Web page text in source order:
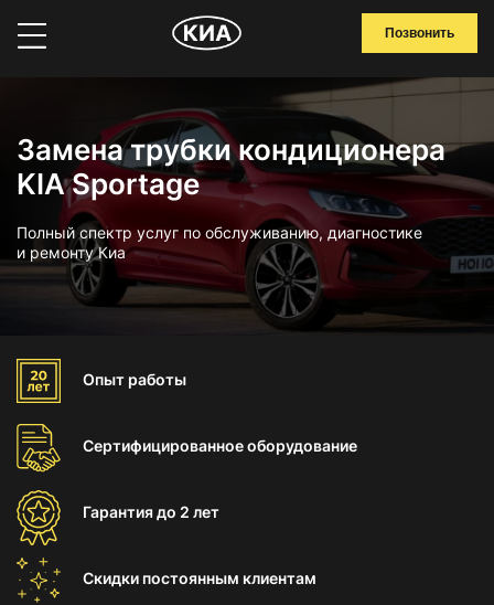
Позвонить
Замена трубки кондиционера
KIA Sportage
Полный спектр услуг по обслуживанию, диагностике
и ремонту Киа
Опыт работы
Сертифицированноеоборудование
Гарантиядо 2 лет
Скидки постоянным клиентам